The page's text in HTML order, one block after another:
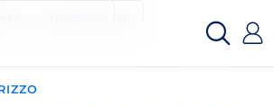
principale
categorie